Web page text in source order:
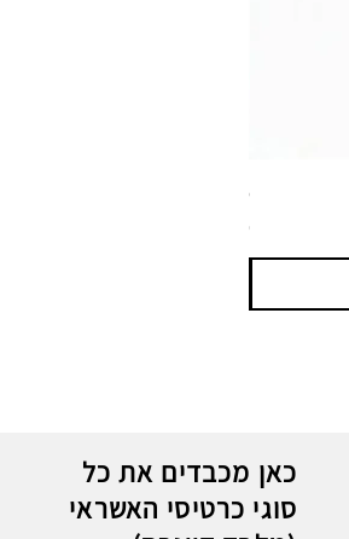
ספריי צבע שחור לטמבון MTN WEPRO Bumper Paint
מחיר
כאן מכבדים את כל
סוגי כרטיסי האשראי